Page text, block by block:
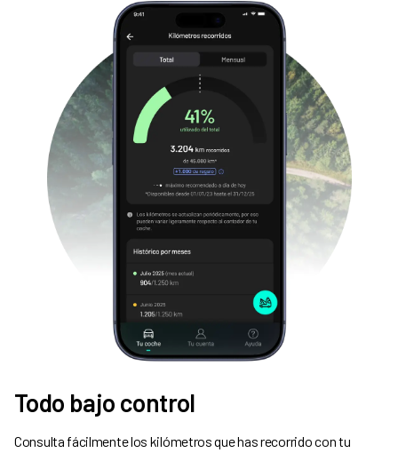
Todo bajo control
Consulta fácilmente los kilómetros que has recorrido con tu